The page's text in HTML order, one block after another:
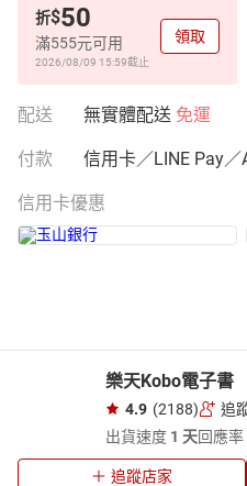
折$50
滿555元可用
2026/08/09 15:59截止
領取
配送 無實體配送 免運
付款 信用卡／LINE Pay／
信用卡優惠
樂天Kobo電子書
4.9 (2188) 追
出貨速度 1 天回應率
追蹤店家